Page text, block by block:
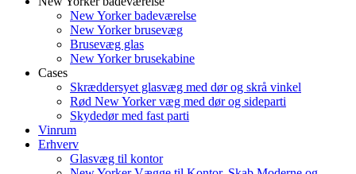
New Yorker badeværelse
New Yorker brusevæg
Brusevæg glas
New Yorker brusekabine
Cases
Skræddersyet glasvæg med dør og skrå vinkel
Rød New Yorker væg med dør og sideparti
Skydedør med fast parti
Vinrum
Erhverv
Glasvæg til kontor